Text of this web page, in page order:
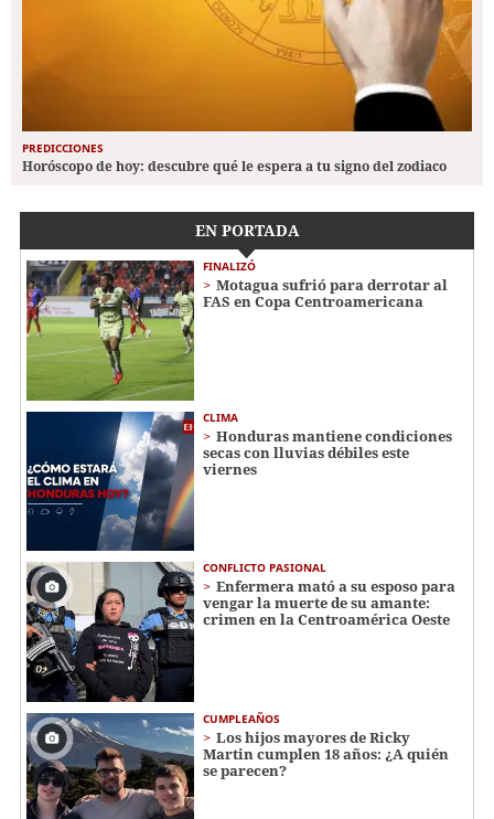
PREDICCIONES
Horóscopo de hoy: descubre qué le espera a tu signo del zodiaco
EN PORTADA
FINALIZÓ
Motagua sufrió para derrotar al
FAS en Copa Centroamericana
CLIMA
Honduras mantiene condiciones
secas con lluvias débiles este
viernes
CONFLICTO PASIONAL
Enfermera mató a su esposo para
vengar la muerte de su amante:
crimen en la Centroamérica Oeste
CUMPLEAÑOS
Los hijos mayores de Ricky
Martin cumplen 18 años: ¿A quién
se parecen?